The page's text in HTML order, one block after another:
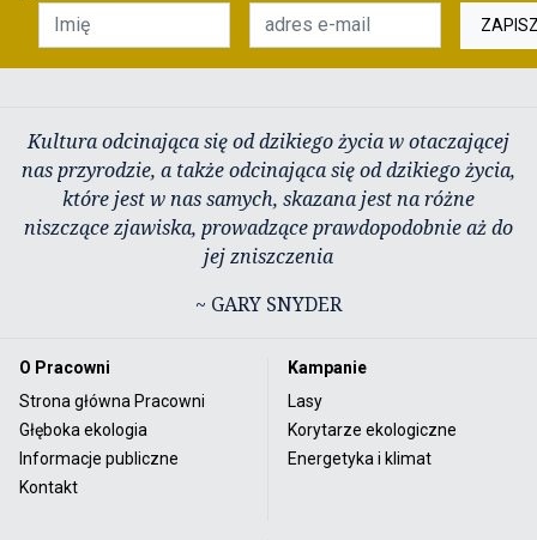
Kultura odcinająca się od dzikiego życia w otaczającej
nas przyrodzie, a także odcinająca się od dzikiego życia,
które jest w nas samych, skazana jest na różne
niszczące zjawiska, prowadzące prawdopodobnie aż do
jej zniszczenia
~ GARY SNYDER
O Pracowni
Strona główna Pracowni
Głęboka ekologia
Informacje publiczne
Kontakt
Kampanie
Lasy
Korytarze ekologiczne
Energetyka i klimat